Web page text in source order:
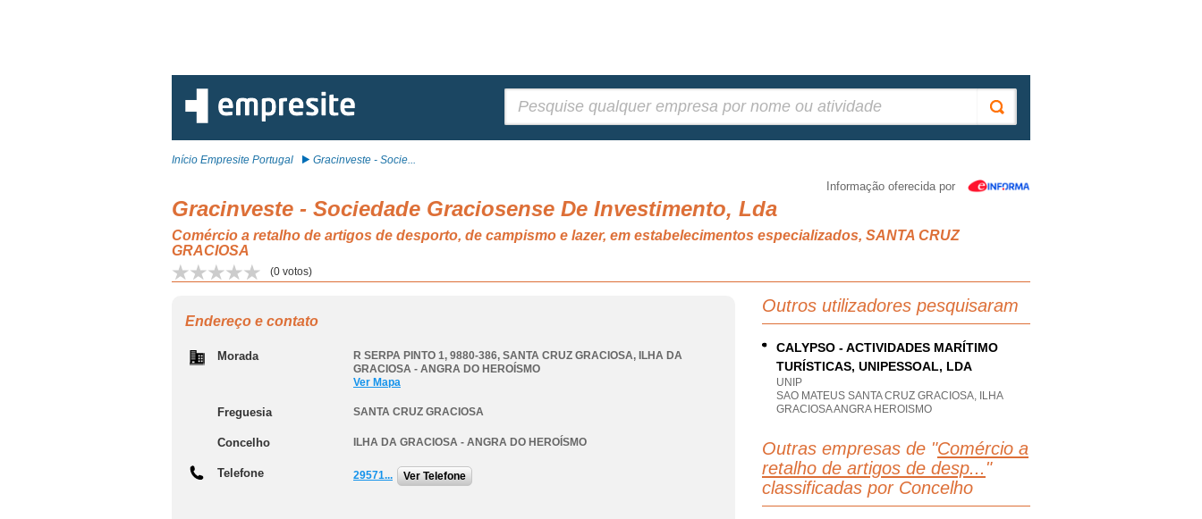
Início Empresite Portugal Gracinveste - Socie...
Informação oferecida por
Gracinveste - Sociedade Graciosense De Investimento, Lda
Comércio a retalho de artigos de desporto, de campismo e lazer, em estabelecimentos especializados, SANTA CRUZ
GRACIOSA
(0 votos)
Endereço e contato
Morada R SERPA PINTO 1, 9880-386, SANTA CRUZ GRACIOSA, ILHA DA
GRACIOSA - ANGRA DO HEROÍSMO
Ver Mapa
Freguesia SANTA CRUZ GRACIOSA
Concelho ILHA DA GRACIOSA - ANGRA DO HEROÍSMO
Telefone 29571... Ver Telefone
Outros utilizadores pesquisaram
CALYPSO - ACTIVIDADES MARÍTIMO
TURÍSTICAS, UNIPESSOAL, LDA
UNIP
SAO MATEUS SANTA CRUZ GRACIOSA, ILHA
GRACIOSA ANGRA HEROISMO
Outras empresas de "Comércio a
retalho de artigos de desp... "
classificadas por Concelho